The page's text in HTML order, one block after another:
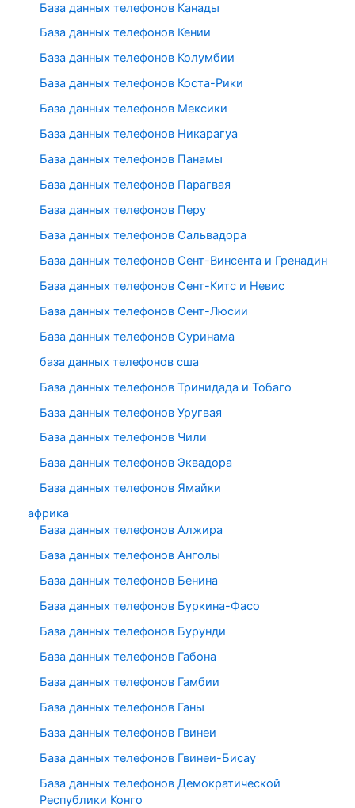
База данных телефонов Канады
База данных телефонов Кении
База данных телефонов Колумбии
База данных телефонов Коста-Рики
База данных телефонов Мексики
База данных телефонов Никарагуа
База данных телефонов Панамы
База данных телефонов Парагвая
База данных телефонов Перу
База данных телефонов Сальвадора
База данных телефонов Сент-Винсента и Гренадин
База данных телефонов Сент-Китс и Невис
База данных телефонов Сент-Люсии
База данных телефонов Суринама
база данных телефонов сша
База данных телефонов Тринидада и Тобаго
База данных телефонов Уругвая
База данных телефонов Чили
База данных телефонов Эквадора
База данных телефонов Ямайки
африка
База данных телефонов Алжира
База данных телефонов Анголы
База данных телефонов Бенина
База данных телефонов Буркина-Фасо
База данных телефонов Бурунди
База данных телефонов Габона
База данных телефонов Гамбии
База данных телефонов Ганы
База данных телефонов Гвинеи
База данных телефонов Гвинеи-Бисау
База данных телефонов Демократической
Республики Конго